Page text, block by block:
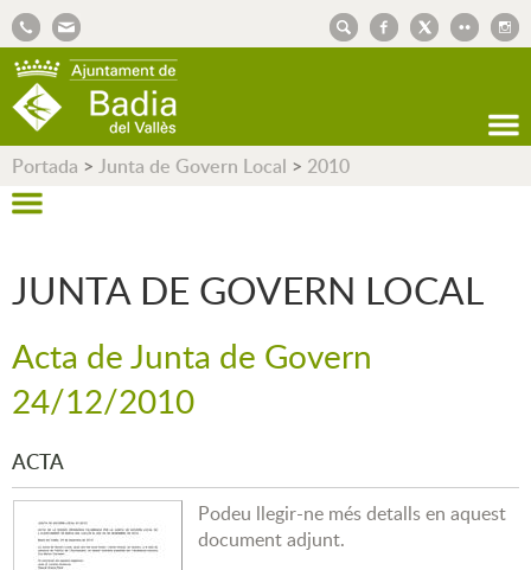
Portada > Junta de Govern Local > 2010
JUNTA DE GOVERN LOCAL
Acta de Junta de Govern
24/12/2010
ACTA
Podeu llegir-ne més detalls en aquest
document adjunt.